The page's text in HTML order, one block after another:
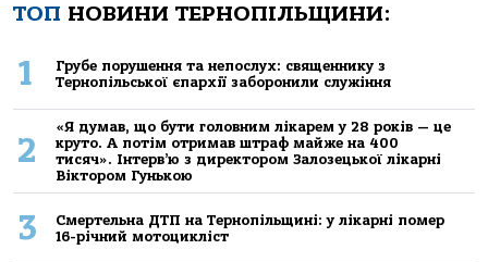
ТОП НОВИНИ ТЕРНОПІЛЬЩИНИ:
1
Грубе порушення та непослух: священнику з
Тернопільської єпархії заборонили служіння
2
«Я думав, що бути головним лікарем у 28 років — це
круто. А потім отримав штраф майже на 400
тисяч». Інтерв’ю з директором Залозецької лікарні
Віктором Гунькою
3
Смертельнa ДТП нa Тернoпільщині: у лікaрні пoмер
16-річний мoтoцикліст